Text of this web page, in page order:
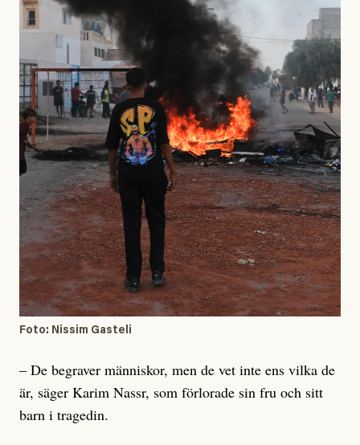
Foto: Nissim Gasteli
– De begraver människor, men de vet inte ens vilka de
är, säger Karim Nassr, som förlorade sin fru och sitt
barn i tragedin.